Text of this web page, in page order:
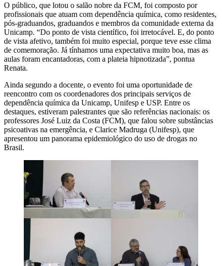
O público, que lotou o salão nobre da FCM, foi composto por
profissionais que atuam com dependência química, como residentes,
pós-graduandos, graduandos e membros da comunidade externa da
Unicamp. “Do ponto de vista científico, foi irretocável. E, do ponto
de vista afetivo, também foi muito especial, porque teve esse clima
de comemoração. Já tínhamos uma expectativa muito boa, mas as
aulas foram encantadoras, com a plateia hipnotizada”, pontua
Renata.
Ainda segundo a docente, o evento foi uma oportunidade de
reencontro com os coordenadores dos principais serviços de
dependência química da Unicamp, Unifesp e USP. Entre os
destaques, estiveram palestrantes que são referências nacionais: os
professores José Luiz da Costa (FCM), que falou sobre substâncias
psicoativas na emergência, e Clarice Madruga (Unifesp), que
apresentou um panorama epidemiológico do uso de drogas no
Brasil.